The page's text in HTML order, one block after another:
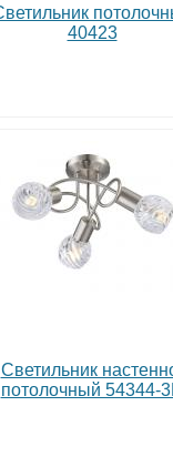
40423
Светильник
потолочный 54344-